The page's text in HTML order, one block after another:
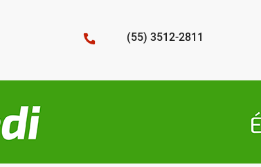
(55) 3512-2811